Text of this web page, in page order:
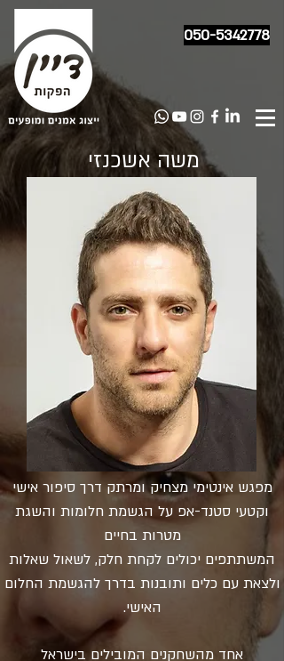
050-5342778
משה אשכנזי
מפגש אינטימי מצחיק ומרתק דרך סיפור אישי
וקטעי סטנד-אפ על הגשמת חלומות והשגת
מטרות בחיים
המשתתפים יכולים לקחת חלק, לשאול שאלות
ולצאת עם כלים ותובנות בדרך להגשמת החלום
האישי.
אחד מהשחקנים המובילים בישראל